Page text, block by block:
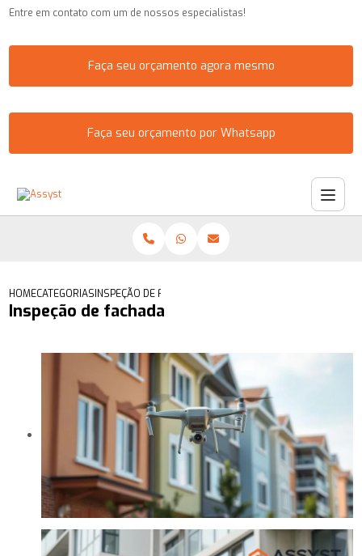
Entre em contato com um de nossos especialistas!
Faça seu orçamento agora mesmo
Faça seu orçamento por Whatsapp
HOMECATEGORIAS INSPEÇÃO DE FACHADA
Inspeção de fachada